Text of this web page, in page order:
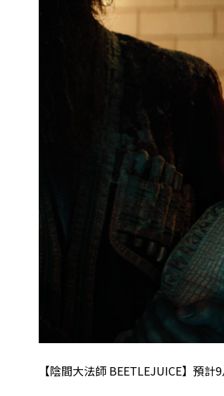
【陰間大法師 BEETLEJUICE】預